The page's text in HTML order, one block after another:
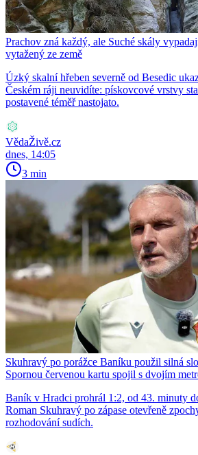
Prachov zná každý, ale Suché skály
vytažený ze země
Úzký skalní hřeben severně od Besedic
Českém ráji neuvidíte: pískovcové vrstvy
postavené téměř nastojato.
VědaŽivě.cz
dnes, 14:05
3 min
Skuhravý po porážce Baníku použil silná
Spornou červenou kartu spojil s dvojím
Baník v Hradci prohrál 1:2, od 43. minuty
Roman Skuhravý po zápase otevřeně
rozhodování sudích.